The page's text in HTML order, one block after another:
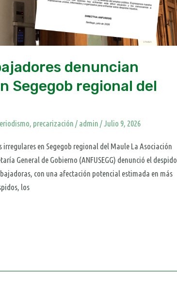
denuncian
Segegob regional del
, precarización / admin/Julio 9, 2026
en Segegob regional del Maule La Asociación
General de Gobierno (ANFUSEGG) denunció el despido
con una afectación potencial estimada en más
los